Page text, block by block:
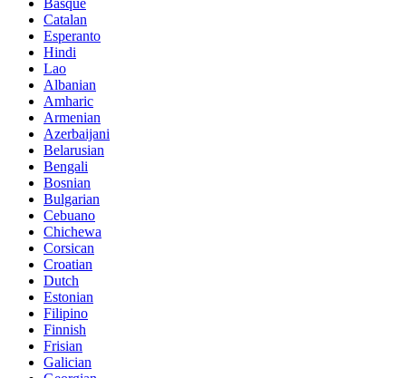
Catalan
Esperanto
Hindi
Lao
Albanian
Amharic
Armenian
Azerbaijani
Belarusian
Bengali
Bosnian
Bulgarian
Cebuano
Chichewa
Corsican
Croatian
Dutch
Estonian
Filipino
Finnish
Frisian
Galician